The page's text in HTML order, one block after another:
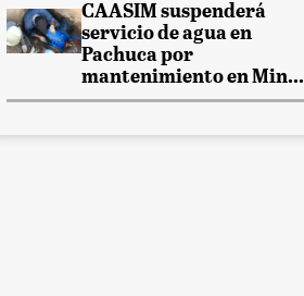
CAASIM suspenderá
servicio de agua en
Pachuca por
mantenimiento en Min...